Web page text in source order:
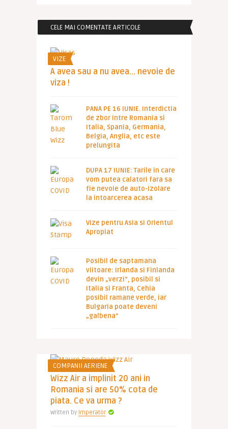
CELE MAI COMENTATE ARTICOLE
VIZE
A avea sau a nu avea… nevoie de
viza !
PANA PE 16 IUNIE. Interdictia
de zbor intre Romania si
Italia, Spania, Germania,
Belgia, Anglia, etc este
prelungita
DUPA 17 IUNIE: Tarile in care
vom putea calatori fara sa
fie nevoie de auto-izolare
la intoarcerea acasa
Vize pentru Asia si Orientul
Apropiat
Posibil de saptamana
viitoare: Irlanda si Finlanda
devin „verzi”, posibil si
Italia si Franta, Cehia
posibil ramane verde, iar
Bulgaria poate deveni
„galbena”
COMPANII AERIENE
Wizz Air a implinit 20 ani in
Romania si are 50% cota de
piata. Ce va urma ?
Written by Imperator